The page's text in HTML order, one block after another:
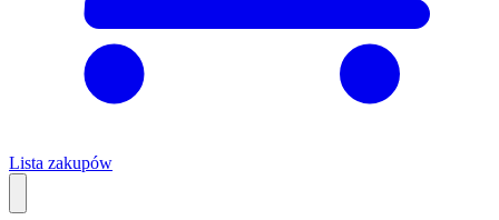
Lista zakupów